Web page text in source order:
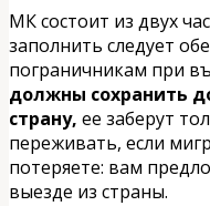
МК состоит из двух
заполнить следует
пограничникам при
должны сохранить
страну, ее заберут
переживать, если
потеряете: вам
выезде из страны.